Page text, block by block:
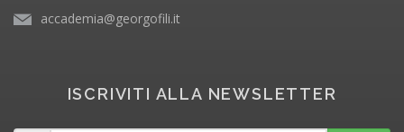
accademia@georgofili.it
ISCRIVITI ALLA NEWSLETTER